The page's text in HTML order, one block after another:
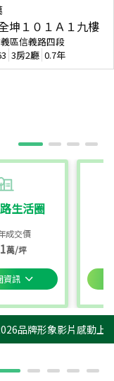
生活圈
成交價
萬/坪
資訊
坤１０１Ａ１九樓
區信義路四段
3房2廳 0.7年
品牌形象影片感動上